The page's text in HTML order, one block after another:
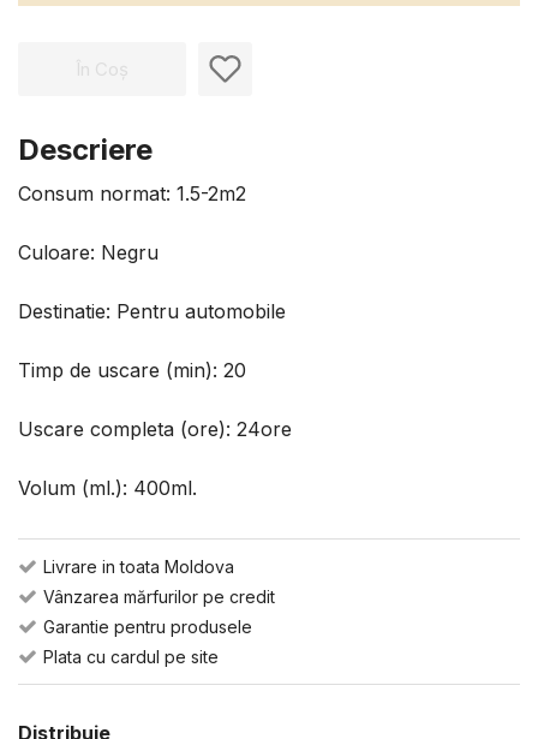
În Coș
Descriere
Consum normat: 1.5-2m2
Culoare: Negru
Destinatie: Pentru automobile
Timp de uscare (min): 20
Uscare completa (ore): 24ore
Volum (ml.): 400ml.
Livrare in toata Moldova
Vânzarea mărfurilor pe credit
Garantie pentru produsele
Plata cu cardul pe site
Distribuie